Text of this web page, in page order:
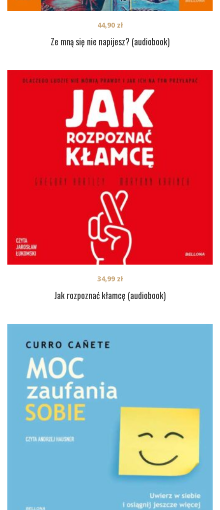
Ze mną się nie napijesz? (audiobook)
44,90 zł
Jak rozpoznać kłamcę (audiobook)
34,99 zł